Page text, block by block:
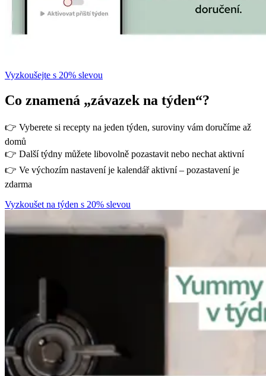
Vyzkoušejte s 20% slevou
Co znamená „závazek na týden“?
👉 Vyberete si recepty na jeden týden, suroviny vám doručíme až
domů
👉 Další týdny můžete libovolně pozastavit nebo nechat aktivní
👉 Ve výchozím nastavení je kalendář aktivní – pozastavení je
zdarma
Vyzkoušet na týden s 20% slevou